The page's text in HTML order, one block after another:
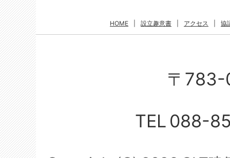
HOME 設立趣意書 アクセス 協
〒
TEL 088-